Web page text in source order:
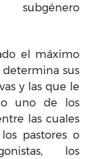
el máximo
sus
y las que le
uno de los
las cuales
pastores o
los